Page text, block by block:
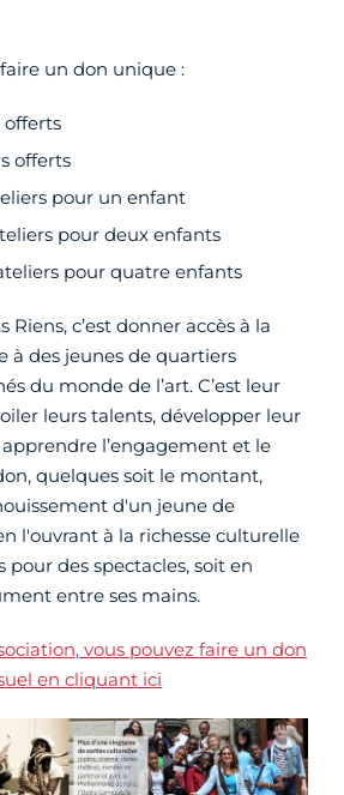
un don unique :
offerts
offerts
pour un enfant
pour deux enfants
pour quatre enfants
Riens, c’est donner accès à la
à des jeunes de quartiers
du monde de l’art. C’est leur
leurs talents, développer leur
l’engagement et le
quelques soit le montant,
d'un jeune de
l'ouvrant à la richesse culturelle
pour des spectacles, soit en
entre ses mains.
vous pouvez faire un don
en cliquant ici